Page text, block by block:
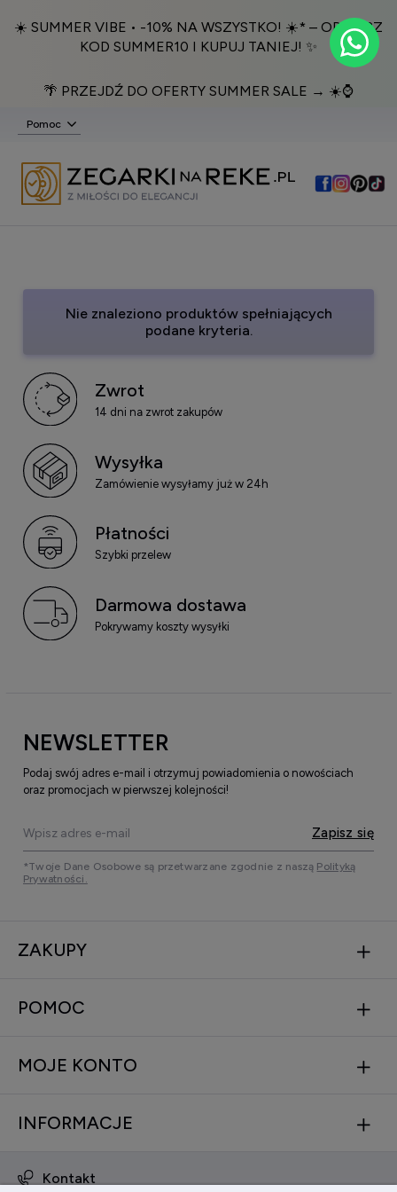
☀️ SUMMER VIBE • -10% NA WSZYSTKO! ☀️* – ODBIERZ
KOD SUMMER10 I KUPUJ TANIEJ! ✨
🌴 PRZEJDŹ DO OFERTY SUMMER SALE → ☀️⌚️
Pomoc
Nie znaleziono produktów spełniających
podane kryteria.
Zwrot
14 dni na zwrot zakupów
Wysyłka
Zamówienie wysyłamy już w 24h
Płatności
Szybki przelew
Darmowa dostawa
Pokrywamy koszty wysyłki
NEWSLETTER
Podaj swój adres e-mail i otrzymuj powiadomienia o nowościach
oraz promocjach w pierwszej kolejności!
Zapisz się
*Twoje Dane Osobowe są przetwarzane zgodnie z naszą Polityką
Prywatności.
ZAKUPY
POMOC
MOJE KONTO
INFORMACJE
Kontakt